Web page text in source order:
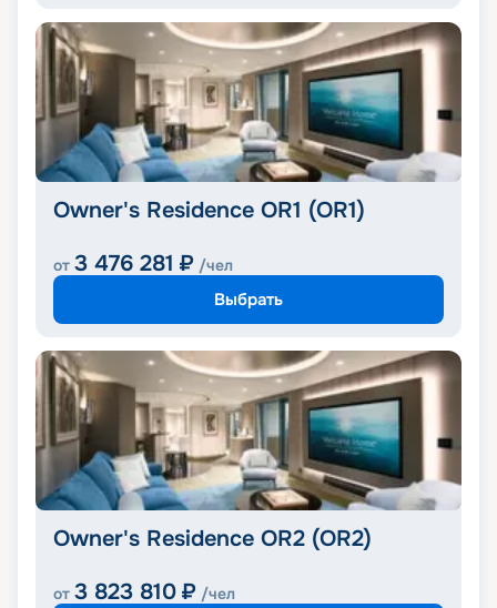
Owner's Residence OR1 (OR1)
от 3 476 281 ₽ /чел
Выбрать
Owner's Residence OR2 (OR2)
от 3 823 810 ₽ /чел